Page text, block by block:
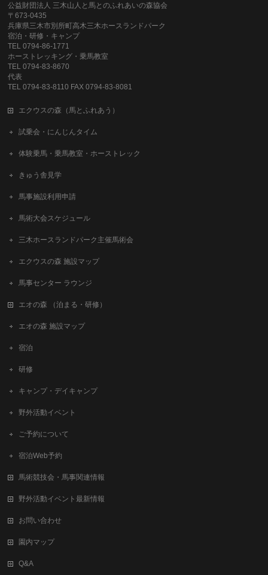
公益財団法人 三木山人と馬とのふれあいの森協会
〒673-0435
兵庫県三木市別所町高木三木ホースランドパーク
宿泊・研修・キャンプ
TEL 0794-86-1771
ホーストレッキング・乗馬教室
TEL 0794-83-8670
代表
TEL 0794-83-8110 FAX 0794-83-8081
エクウスの森（馬とふれあう）
試乗会・にんじんタイム
体験乗馬・乗馬教室・ホーストレック
きゅう舎見学
馬事施設利用申請
馬術大会スケジュール
三木ホースランドパーク主催馬術会
エクウスの森 施設マップ
馬事センター ラウンジ
エオの森 （泊まる・研修）
エオの森 施設マップ
宿泊
研修
キャンプ・デイキャンプ
野外活動イベント
ご予約について
宿泊Web予約
馬術競技会・馬事関連情報
野外活動イベント最新情報
お問い合わせ
園内マップ
Q&A